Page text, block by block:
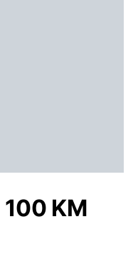
100 KM